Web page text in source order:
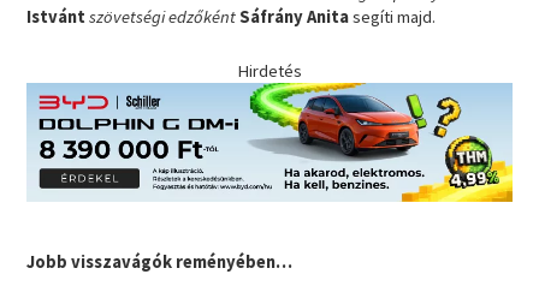
Istvánt szövetségi edzőkéntSáfrány Anitasegíti majd.
Hirdetés
Jobb visszavágók reményében…